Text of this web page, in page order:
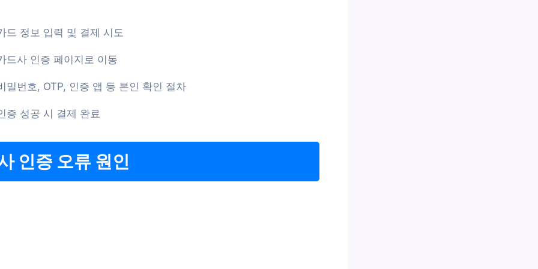
드 정보 입력 및 결제 시도
드사 인증 페이지로 이동
밀번호, OTP, 인증 앱 등 본인 확인 절차
증 성공 시 결제 완료
인증 오류 원인